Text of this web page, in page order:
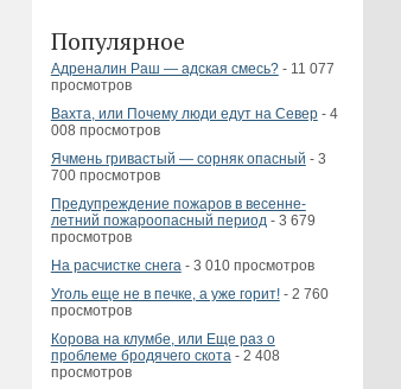
Популярное
Адреналин Раш — адская смесь?- 11 077
просмотров
Вахта, или Почему люди едут на Север- 4
008 просмотров
Ячмень гривастый — сорняк опасный - 3
700 просмотров
Предупреждение пожаров в весенне-
летний пожароопасный период- 3 679
просмотров
На расчистке снега- 3 010 просмотров
Уголь еще не в печке, а уже горит!- 2 760
просмотров
Корова на клумбе, или Еще раз о
проблеме бродячего скота- 2 408
просмотров